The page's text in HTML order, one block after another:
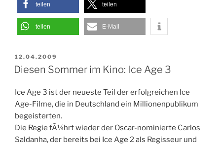
teilen teilen
teilen E-Mail
VERÖFFENTLICHT
AM
12.04.2009
Diesen Sommer im Kino: Ice Age 3
Ice Age 3 ist der neueste Teil der erfolgreichen Ice
Age-Filme, die in Deutschland ein Millionenpublikum
begeisterten.
Die Regie fÃ¼hrt wieder der Oscar-nominierte Carlos
Saldanha, der bereits bei Ice Age 2 als Regisseur und